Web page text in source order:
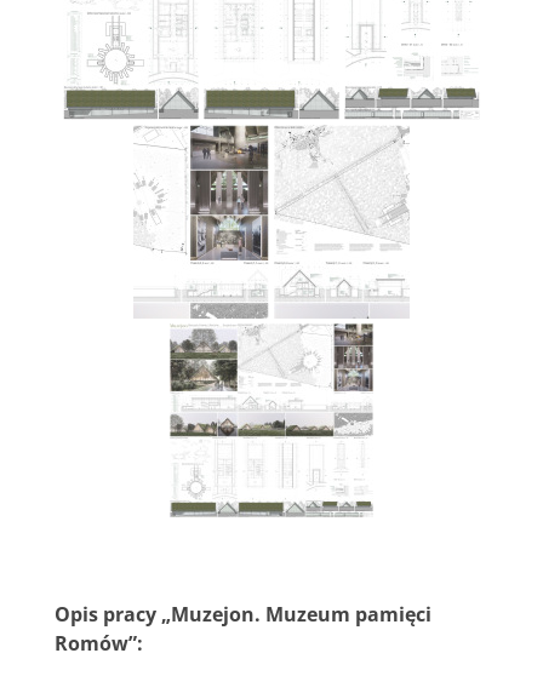
Opis pracy „Muzejon. Muzeum pamięci
Romów”: